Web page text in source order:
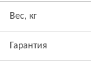
Вес, кг
Гарантия